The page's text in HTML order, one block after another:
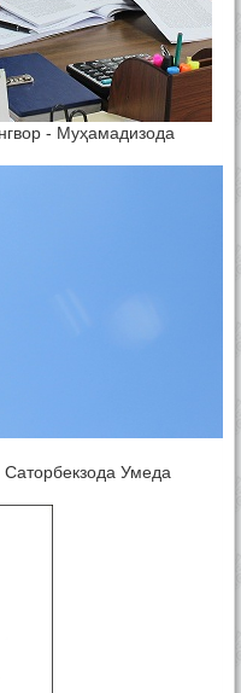
- Муҳамадизода
Умеда